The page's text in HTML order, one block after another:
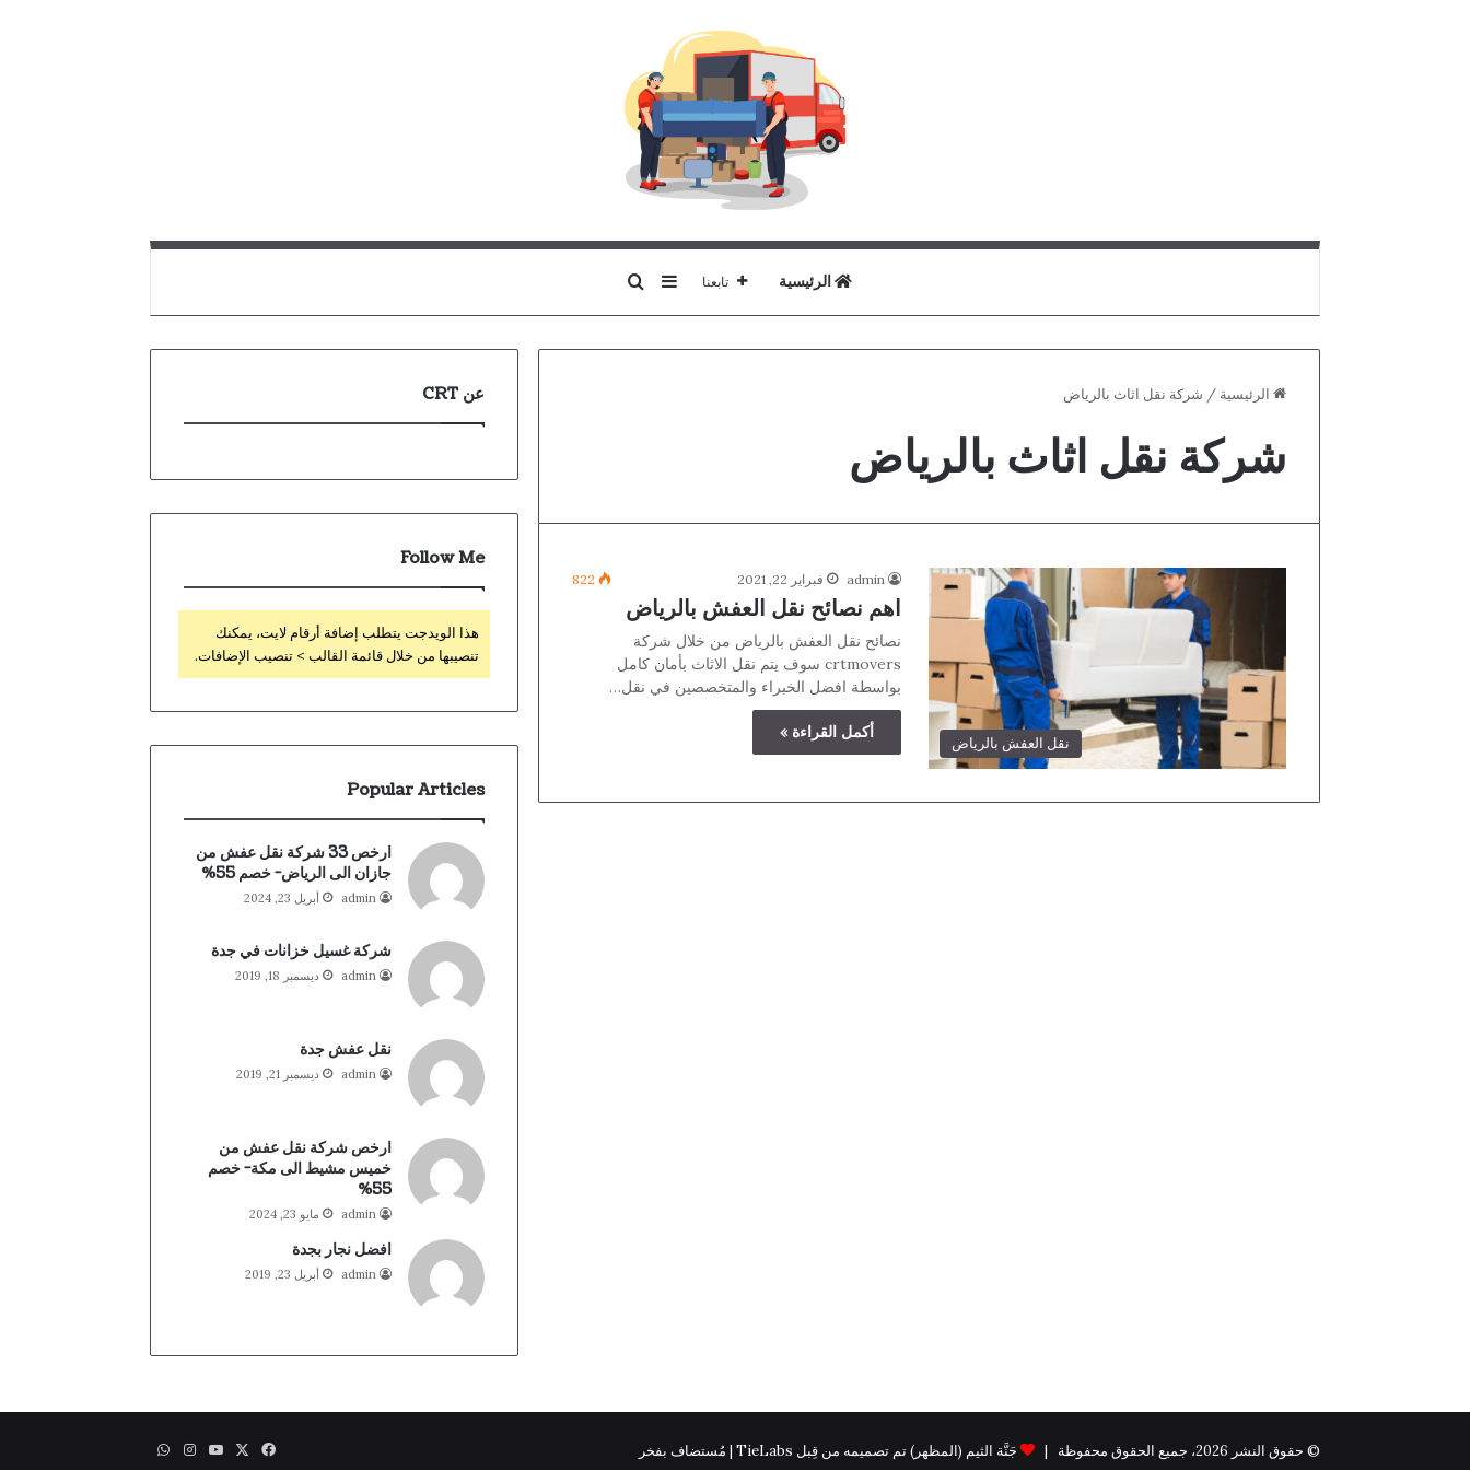
الرئيسية تابعنا إضافة عمود جانبي
بحث عن
الرئيسية / شركة نقل اثاث بالرياض
شركة نقل اثاث بالرياض
نقل العفش بالرياض
admin فبراير 22, 2021 822
اهم نصائح نقل العفش بالرياض
نصائح نقل العفش بالرياض من خلال شركة
crtmovers سوف يتم نقل الاثاث بأمان كامل
بواسطة افضل الخبراء والمتخصصين في نقل…
أكمل القراءة »
عن CRT
Follow Me
هذا الويدجت يتطلب إضافة أرقام لايت، يمكنك
تنصيبها من خلال قائمة القالب > تنصيب الإضافات.
Popular Articles
ارخص 33 شركة نقل عفش من
جازان الى الرياض- خصم 55%
admin أبريل 23, 2024
شركة غسيل خزانات في جدة
admin ديسمبر 18, 2019
نقل عفش جدة
admin ديسمبر 21, 2019
ارخص شركة نقل عفش من
خميس مشيط الى مكة- خصم
55%
admin مايو 23, 2024
افضل نجار بجدة
admin أبريل 23, 2019
© حقوق النشر 2026، جميع الحقوق محفوظة | جَنَّة الثيم (المظهر) تم تصميمه من قِبل TieLabs | مُستضاف بفخر فيسبوك يوتيوبانستقرامواتساب